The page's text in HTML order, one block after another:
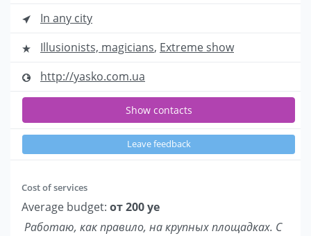
In any city
Illusionists, magicians, Extreme show
http://yasko.com.ua
Show contacts
Leave feedback
Cost of services
Average budget: от 200 уе
Работаю, как правило, на крупных площадках. С